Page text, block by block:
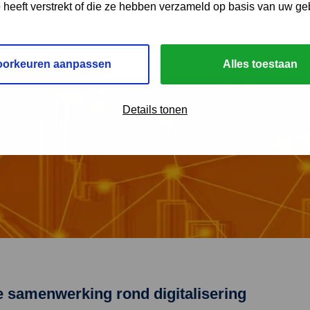
verstrekt of die ze hebben verzameld op basis van uw
aanpassen Alles toestaan
Details tonen
Provinciale Good Practices – Anno 2025
rond digitalisering